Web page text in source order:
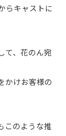
らキャストに
て、花のん宛
かけお客様の
このような推